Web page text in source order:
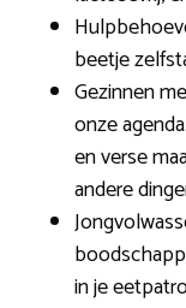
beetje
Gezinnen
onze
en verse
andere
in je